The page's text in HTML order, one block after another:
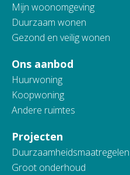
Mijn woonomgeving
Duurzaam wonen
Gezond en veilig wonen
Ons aanbod
Huurwoning
Koopwoning
Andere ruimtes
Projecten
Duurzaamheidsmaatregelen
Groot onderhoud